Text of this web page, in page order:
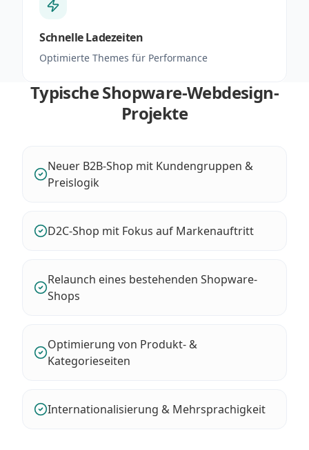
Schnelle Ladezeiten
Optimierte Themes für Performance
Typische Shopware-Webdesign-
Projekte
Neuer B2B-Shop mit Kundengruppen &
Preislogik
D2C-Shop mit Fokus auf Markenauftritt
Relaunch eines bestehenden Shopware-
Shops
Optimierung von Produkt- &
Kategorieseiten
Internationalisierung & Mehrsprachigkeit